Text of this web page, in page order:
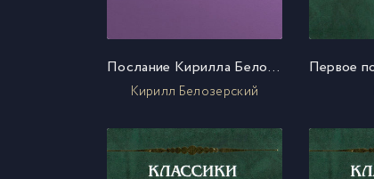
Послание Кирилла Белозерского ко князю Андрею Дмитриевичу Можайскому
Кирилл Белозерский